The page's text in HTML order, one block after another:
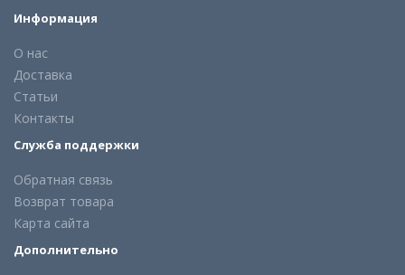
Информация
О нас
Доставка
Статьи
Контакты
Служба поддержки
Обратная связь
Возврат товара
Карта сайта
Дополнительно